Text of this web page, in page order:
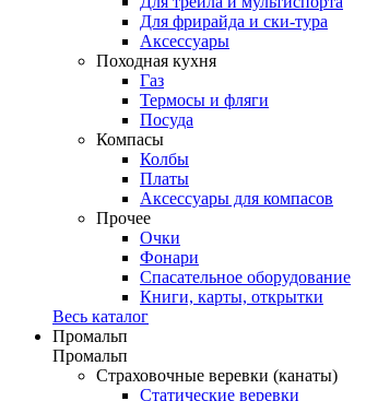
Для фрирайда и ски-тура
Аксессуары
Походная кухня
Газ
Термосы и фляги
Посуда
Компасы
Колбы
Платы
Аксессуары для компасов
Прочее
Очки
Фонари
Спасательное оборудование
Книги, карты, открытки
Весь каталог
Промальп
Промальп
Страховочные веревки (канаты)
Статические веревки